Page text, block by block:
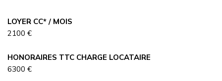
LOYER CC* / MOIS
2100 €
HONORAIRES TTC CHARGE LOCATAIRE
6300 €